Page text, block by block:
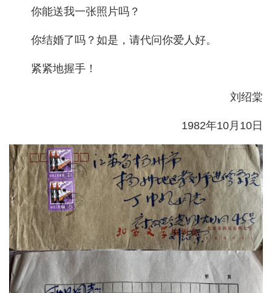
你能送我一张照片吗？
你结婚了吗？如是，请代问你爱人好。
紧紧地握手！
刘绍棠
1982年10月10日